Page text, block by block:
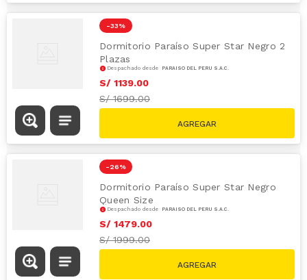
-33 %
Dormitorio Paraíso Super Star Negro 2
Plazas
Despachado desde PARAÍSO DEL PERÚ S.A.C.
S/ 1139.00
S/1699.00
-26 %
Dormitorio Paraíso Super Star Negro
Queen Size
Despachado desde PARAÍSO DEL PERÚ S.A.C.
S/ 1479.00
S/1999.00